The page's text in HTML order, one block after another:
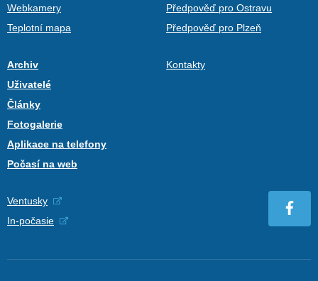
Webkamery
Teplotní mapa
Předpověď pro Ostravu
Předpověď pro Plzeň
Archiv
Uživatelé
Články
Fotogalerie
Aplikace na telefony
Počasí na web
Kontakty
Ventusky
In-počasie